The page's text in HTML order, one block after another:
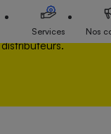
unique tout en
% indépendante de
Services Nos